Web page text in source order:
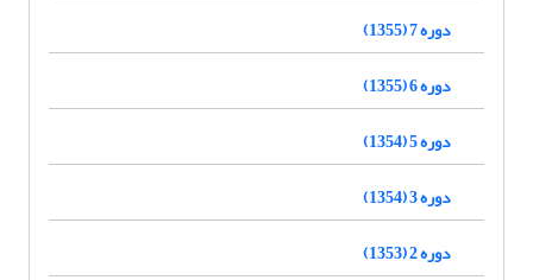
دوره 7 (1355)
دوره 6 (1355)
دوره 5 (1354)
دوره 3 (1354)
دوره 2 (1353)